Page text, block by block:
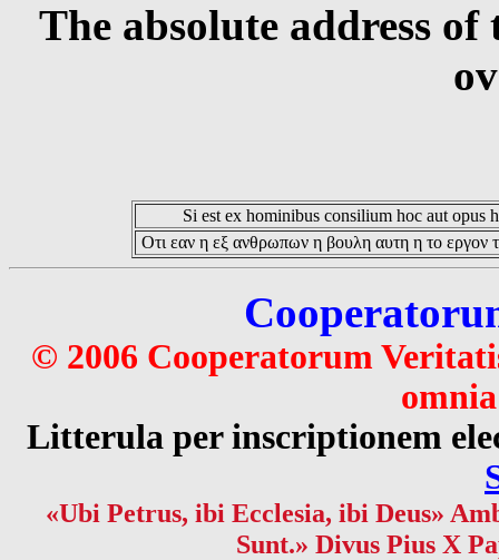
The absolute address
Si est ex hominibus consilium hoc aut opus
Οτι εαν η εξ ανθρωπων η βουλη αυτη η το εργον
© 2006 Cooperatorum
Litterula per inscriptionem
«Ubi Petrus, ibi Ecclesia, ibi Deus»
Sunt.» Divus Pius X